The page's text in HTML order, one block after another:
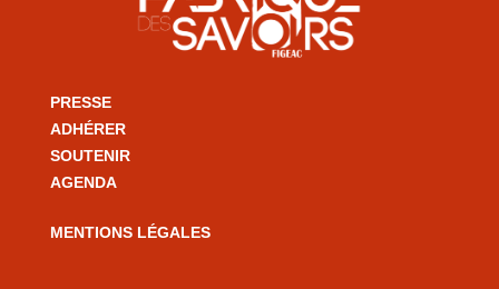
PRESSE
ADHÉRER
SOUTENIR
AGENDA
MENTIONS LÉGALES